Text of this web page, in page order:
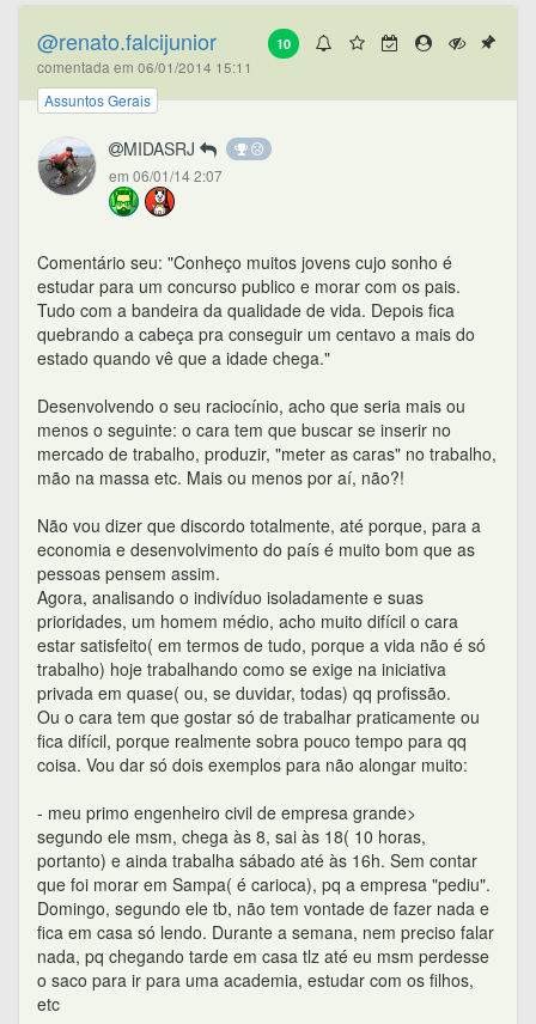
10
@renato.falcijunior
comentada em 06/01/2014 15:11
Assuntos Gerais
MIDASRJ
em 06/01/14 2:07
Comentário seu: "Conheço muitos jovens cujo sonho é
estudar para um concurso publico e morar com os pais.
Tudo com a bandeira da qualidade de vida. Depois fica
quebrando a cabeça pra conseguir um centavo a mais do
estado quando vê que a idade chega."
Desenvolvendo o seu raciocínio, acho que seria mais ou
menos o seguinte: o cara tem que buscar se inserir no
mercado de trabalho, produzir, "meter as caras" no trabalho,
mão na massa etc. Mais ou menos por aí, não?!
Não vou dizer que discordo totalmente, até porque, para a
economia e desenvolvimento do país é muito bom que as
pessoas pensem assim.
Agora, analisando o indivíduo isoladamente e suas
prioridades, um homem médio, acho muito difícil o cara
estar satisfeito( em termos de tudo, porque a vida não é só
trabalho) hoje trabalhando como se exige na iniciativa
privada em quase( ou, se duvidar, todas) qq profissão.
Ou o cara tem que gostar só de trabalhar praticamente ou
fica difícil, porque realmente sobra pouco tempo para qq
coisa. Vou dar só dois exemplos para não alongar muito:
- meu primo engenheiro civil de empresa grande>
segundo ele msm, chega às 8, sai às 18( 10 horas,
portanto) e ainda trabalha sábado até às 16h. Sem contar
que foi morar em Sampa( é carioca), pq a empresa "pediu".
Domingo, segundo ele tb, não tem vontade de fazer nada e
fica em casa só lendo. Durante a semana, nem preciso falar
nada, pq chegando tarde em casa tlz até eu msm perdesse
o saco para ir para uma academia, estudar com os filhos,
etc